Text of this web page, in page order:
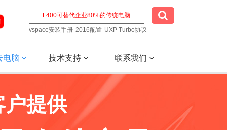
vspace安装手册 2016配置 UXP Turbo协议
电脑 技术支持 联系我们
户提供